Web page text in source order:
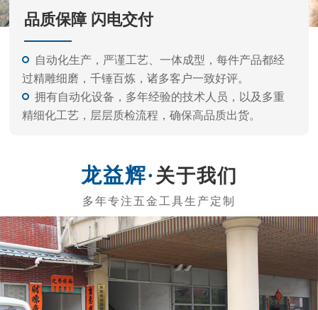
东莞市龙益辉五金工具有限公司
东莞市龙益辉五金工具有限公司是专业的生产内六角扳
手、电动批头系列、测电笔系列、螺丝刀系列、五金工具等
的公司。 产品外观精美、质量标准、价格实惠，专业的生产